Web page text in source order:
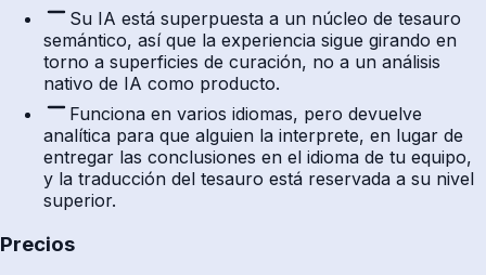
Su IA está superpuesta a un núcleo de tesauro
semántico, así que la experiencia sigue girando en
torno a superficies de curación, no a un análisis
nativo de IA como producto.
Funciona en varios idiomas, pero devuelve
analítica para que alguien la interprete, en lugar de
entregar las conclusiones en el idioma de tu equipo,
y la traducción del tesauro está reservada a su nivel
superior.
Precios